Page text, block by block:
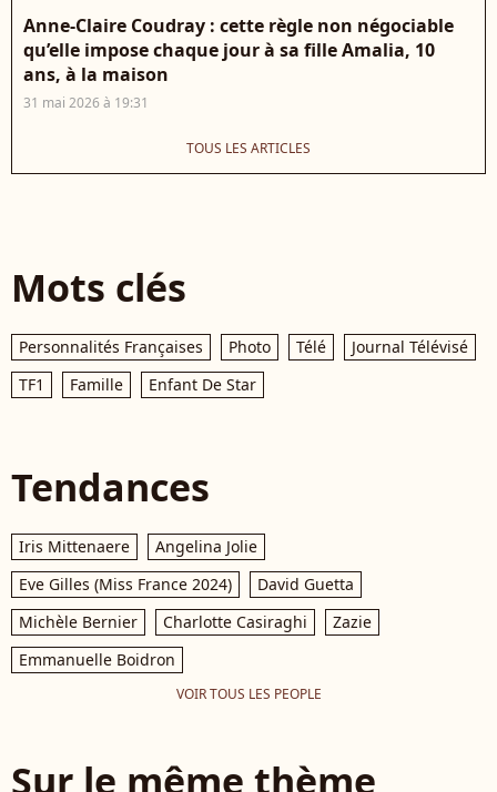
Anne-Claire Coudray : cette règle non négociable
qu’elle impose chaque jour à sa fille Amalia, 10
ans, à la maison
31 mai 2026 à 19:31
TOUS LES ARTICLES
Mots clés
Personnalités Françaises Photo Télé
Journal Télévisé
TF1
Famille Enfant De Star
Tendances
Iris Mittenaere
Angelina Jolie
Eve Gilles (Miss France 2024)
David Guetta
Michèle Bernier
Charlotte Casiraghi
Zazie
Emmanuelle Boidron
VOIR TOUS LES PEOPLE
Sur le même thème